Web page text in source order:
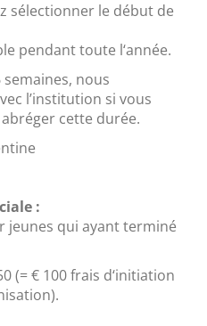
sélectionner le début de
pendant toute l‘année.
nous
l’institution si vous
cette durée.
:
jeunes qui ayant terminé
(= € 100 frais d‘initiation